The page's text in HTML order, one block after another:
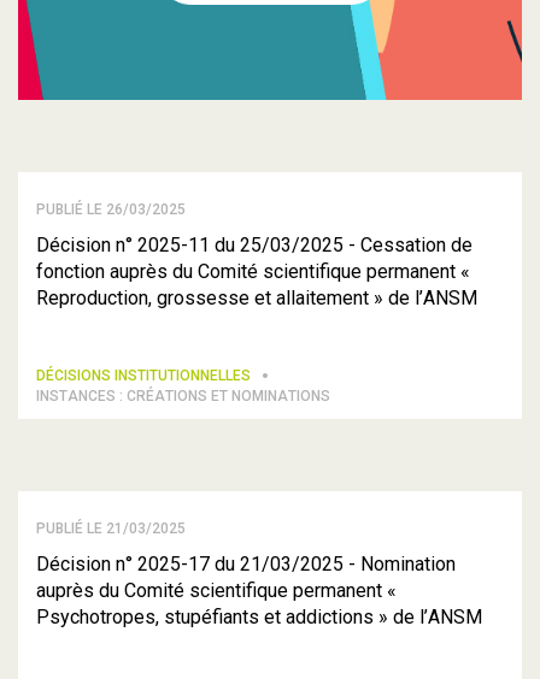
PUBLIÉ LE 26/03/2025
Décision n° 2025-11 du 25/03/2025 - Cessation de
fonction auprès du Comité scientifique permanent «
Reproduction, grossesse et allaitement » de l’ANSM
DÉCISIONS INSTITUTIONNELLES
INSTANCES : CRÉATIONS ET NOMINATIONS
PUBLIÉ LE 21/03/2025
Décision n° 2025-17 du 21/03/2025 - Nomination
auprès du Comité scientifique permanent «
Psychotropes, stupéfiants et addictions » de l’ANSM